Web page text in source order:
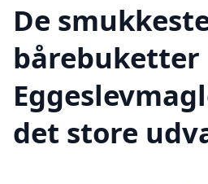
De
bårebuketter
det store